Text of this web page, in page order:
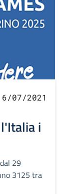
07/2021
i
29
3125 tra